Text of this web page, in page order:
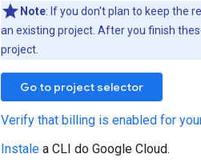
Note: If you don't plan to keep the
an existing project. After you finish
project.
Go to project selector
Verify that billing is enabled for
Instale a CLI do Google Cloud.